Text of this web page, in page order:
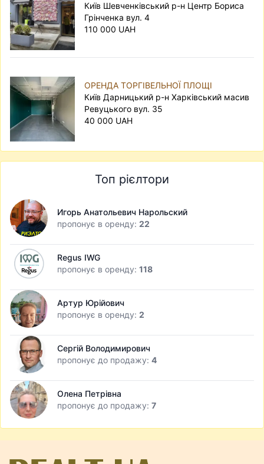
Київ Шевченківський р-н Центр Бориса
Грінченка вул. 4
110 000 UAH
ОРЕНДА ТОРГІВЕЛЬНОЇ ПЛОЩІ
Київ Дарницький р-н Харківський масив
Ревуцького вул. 35
40 000 UAH
Топ рієлтори
Игорь Анатольевич Нарольский
пропонує в оренду: 22
Regus IWG
пропонує в оренду: 118
Артур Юрійович
пропонує в оренду: 2
Сергій Володимирович
пропонує до продажу: 4
Олена Петрівна
пропонує до продажу: 7